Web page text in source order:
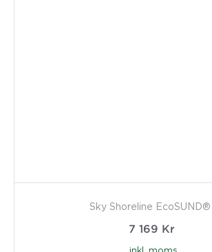
Sky Shoreline EcoSUND®
7 169 Kr